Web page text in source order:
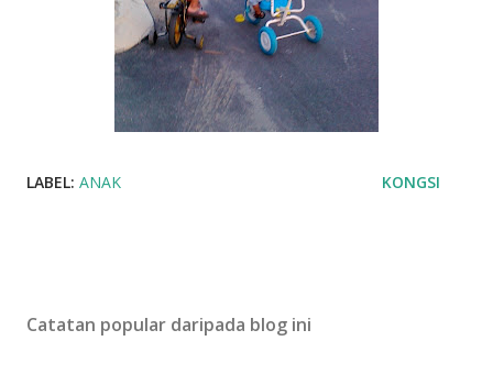
LABEL: ANAK KONGSI
Catatan popular daripada blog ini